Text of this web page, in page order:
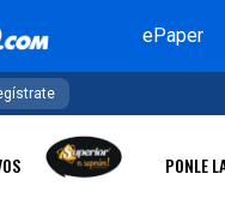
ePaper
PONLE